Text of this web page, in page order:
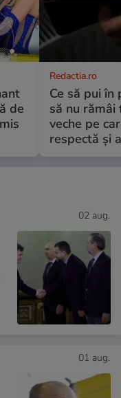
de
Redactia.ro
Ce să pui
să nu rămâi
veche pe
respectă și
02 aug.
01 aug.